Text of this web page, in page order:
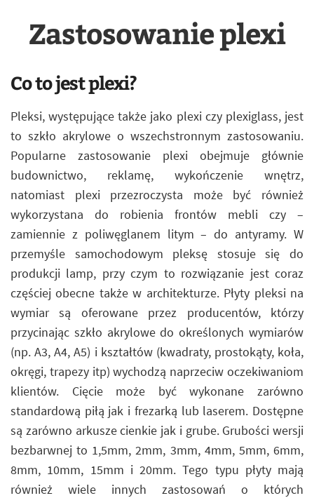
Zastosowanie plexi
Co to jest plexi?
Pleksi, występujące także jako plexi czy plexiglass, jest
to szkło akrylowe o wszechstronnym zastosowaniu.
Popularne zastosowanie plexi obejmuje głównie
budownictwo, reklamę, wykończenie wnętrz,
natomiast plexi przezroczysta może być również
wykorzystana do robienia frontów mebli czy –
zamiennie z poliwęglanem litym – do antyramy. W
przemyśle samochodowym pleksę stosuje się do
produkcji lamp, przy czym to rozwiązanie jest coraz
częściej obecne także w architekturze. Płyty pleksi na
wymiar są oferowane przez producentów, którzy
przycinając szkło akrylowe do określonych wymiarów
(np. A3, A4, A5) i kształtów (kwadraty, prostokąty, koła,
okręgi, trapezy itp) wychodzą naprzeciw oczekiwaniom
klientów. Cięcie może być wykonane zarówno
standardową piłą jak i frezarką lub laserem. Dostępne
są zarówno arkusze cienkie jak i grube. Grubości wersji
bezbarwnej to 1,5mm, 2mm, 3mm, 4mm, 5mm, 6mm,
8mm, 10mm, 15mm i 20mm. Tego typu płyty mają
również wiele innych zastosowań o których